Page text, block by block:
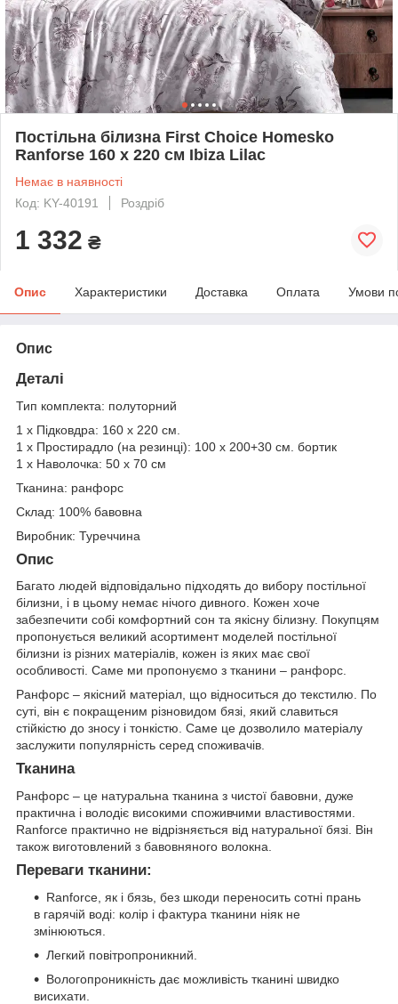
Постільна білизна First Choice Homesko
Ranforse 160 х 220 см Ibiza Lilac
Немає в наявності
Код: KY-40191
Роздріб
1 332 ₴
Опис Характеристики Доставка Оплата Умови
Опис
Деталі
Тип комплекта: полуторний
1 х Підковдра: 160 х 220 см.
1 х Простирадло (на резинці): 100 х 200+30 см. бортик
1 х Наволочка: 50 х 70 см
Тканина: ранфорс
Склад: 100% бавовна
Виробник: Туреччина
Опис
Багато людей відповідально підходять до вибору постільної
білизни, і в цьому немає нічого дивного. Кожен хоче
забезпечити собі комфортний сон та якісну білизну. Покупцям
пропонується великий асортимент моделей постільної
білизни із різних матеріалів, кожен із яких має свої
особливості. Саме ми пропонуємо з тканини – ранфорс.
Ранфорс – якісний матеріал, що відноситься до текстилю. По
суті, він є покращеним різновидом бязі, який славиться
стійкістю до зносу і тонкістю. Саме це дозволило матеріалу
заслужити популярність серед споживачів.
Тканина
Ранфорс – це натуральна тканина з чистої бавовни, дуже
практична і володіє високими споживчими властивостями.
Ranforce практично не відрізняється від натуральної бязі. Він
також виготовлений з бавовняного волокна.
Переваги тканини:
Ranforce, як і бязь, без шкоди переносить сотні прань
в гарячій воді: колір і фактура тканини ніяк не
змінюються.
Легкий повітропроникний.
Вологопроникність дає можливість тканині швидко
висихати.